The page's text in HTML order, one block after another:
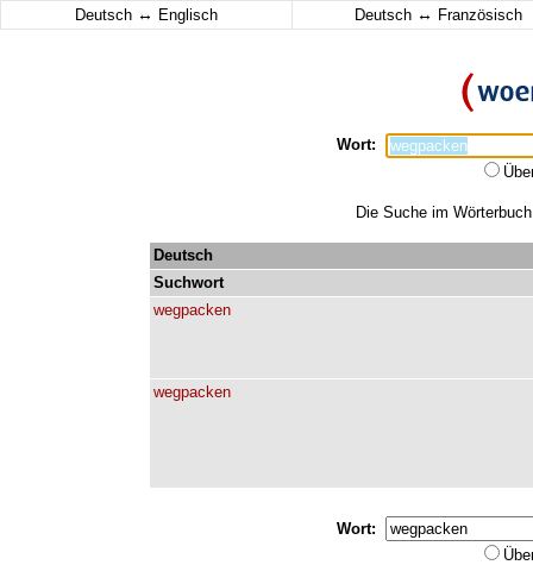
Deutsch ↔ Englisch Deutsch ↔ Französisch
Wort:
Die Suche im
Deutsch
Suchwort
wegpacken
wegpacken
Wort: